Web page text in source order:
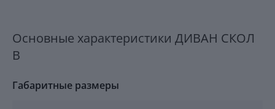
Основные характеристики ДИВАН СКОЛ
В
Габаритные размеры